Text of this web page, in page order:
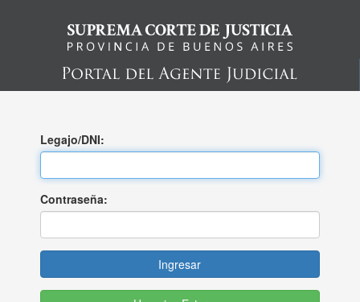
Legajo/DNI:
Contraseña: